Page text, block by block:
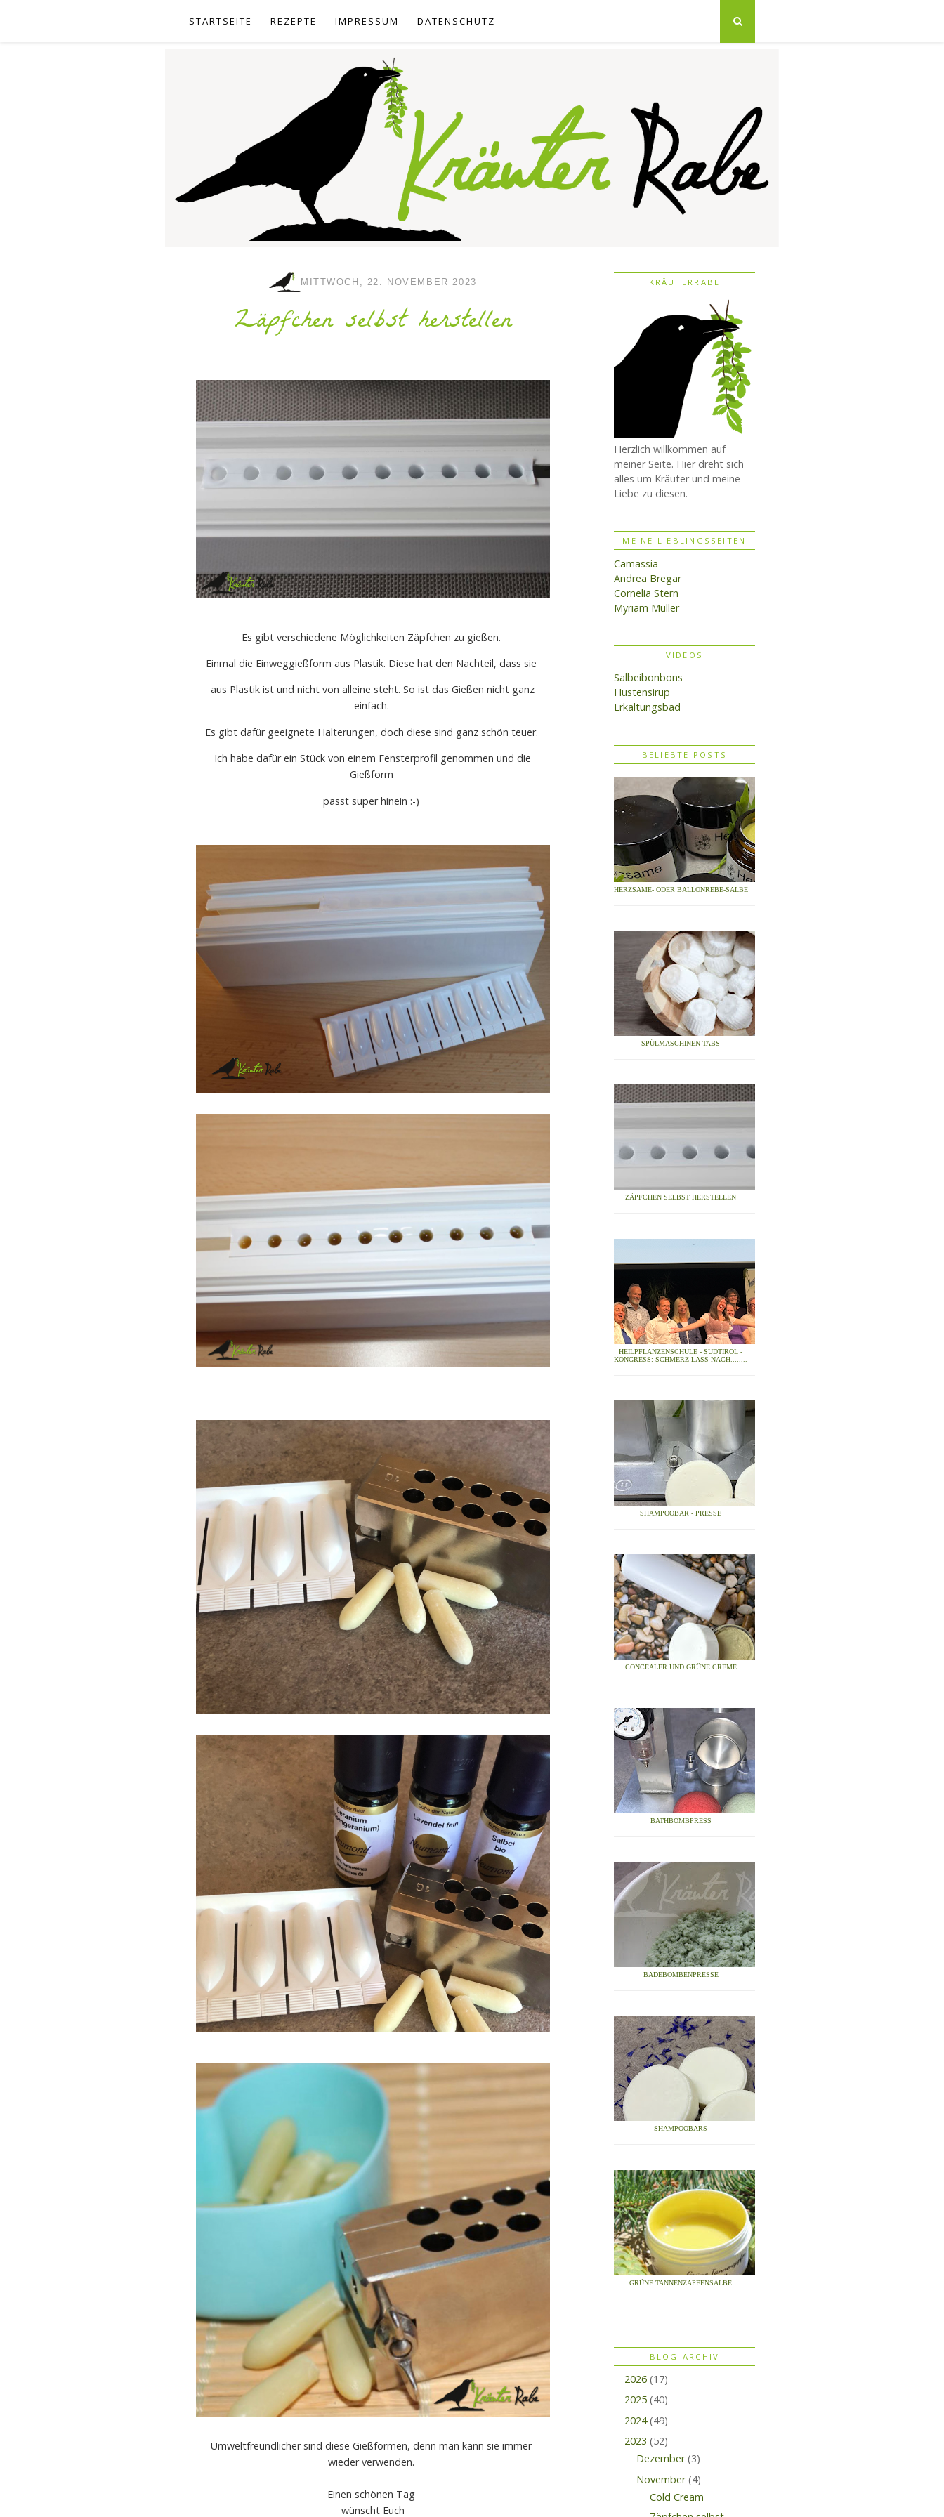
STARTSEITE REZEPTE IMPRESSUM DATENSCHUTZ
MITTWOCH, 22. NOVEMBER 2023
Zäpfchen selbst herstellen
Es gibt verschiedene Möglichkeiten Zäpfchen zu gießen.
Einmal die Einweggießform aus Plastik. Diese hat den Nachteil, dass sie
aus Plastik ist und nicht von alleine steht. So ist das Gießen nicht ganz
einfach.
Es gibt dafür geeignete Halterungen, doch diese sind ganz schön teuer.
Ich habe dafür ein Stück von einem Fensterprofil genommen und die
Gießform
passt super hinein :-)
Umweltfreundlicher sind diese Gießformen, denn man kann sie immer
wieder verwenden.
Einen schönen Tag
wünscht Euch
KRÄUTERRABE
Herzlich willkommen auf
meiner Seite. Hier dreht sich
alles um Kräuter und meine
Liebe zu diesen.
MEINE LIEBLINGSSEITEN
Camassia
Andrea Bregar
Cornelia Stern
Myriam Müller
VIDEOS
Salbeibonbons
Hustensirup
Erkältungsbad
BELIEBTE POSTS
HERZSAME- ODER BALLONREBE-SALBE
SPÜLMASCHINEN-TABS
ZÄPFCHEN SELBST HERSTELLEN
HEILPFLANZENSCHULE - SÜDTIROL -
KONGRESS: SCHMERZ LASS NACH........
SHAMPOOBAR - PRESSE
CONCEALER UND GRÜNE CREME
BATHBOMBPRESS
BADEBOMBENPRESSE
SHAMPOOBARS
GRÜNE TANNENZAPFENSALBE
BLOG-ARCHIV
2026 (17)
2025 (40)
2024 (49)
2023 (52)
Dezember (3)
November (4)
Cold Cream